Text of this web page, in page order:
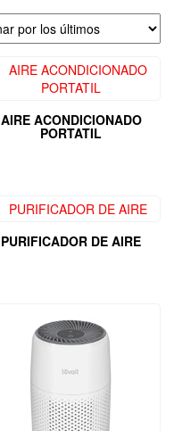
AIRE ACONDICIONADO
PORTATIL
PURIFICADOR DE AIRE